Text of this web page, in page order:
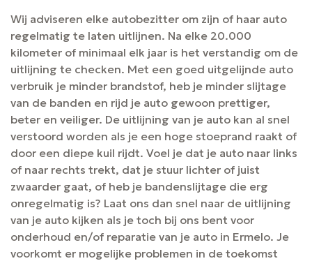
Wij adviseren elke autobezitter om zijn of haar auto
regelmatig te laten uitlijnen. Na elke 20.000
kilometer of minimaal elk jaar is het verstandig om de
uitlijning te checken. Met een goed uitgelijnde auto
verbruik je minder brandstof, heb je minder slijtage
van de banden en rijd je auto gewoon prettiger,
beter en veiliger. De uitlijning van je auto kan al snel
verstoord worden als je een hoge stoeprand raakt of
door een diepe kuil rijdt. Voel je dat je auto naar links
of naar rechts trekt, dat je stuur lichter of juist
zwaarder gaat, of heb je bandenslijtage die erg
onregelmatig is? Laat ons dan snel naar de uitlijning
van je auto kijken als je toch bij ons bent voor
onderhoud en/of reparatie van je auto in Ermelo. Je
voorkomt er mogelijke problemen in de toekomst